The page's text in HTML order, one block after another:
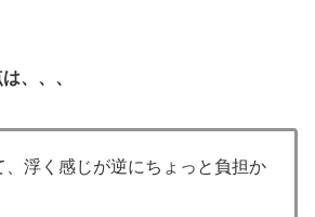
、、、
、浮く感じが逆にちょっと負担か